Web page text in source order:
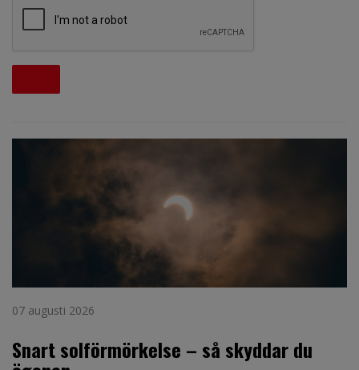
07 augusti 2026
Snart solförmörkelse – så skyddar du